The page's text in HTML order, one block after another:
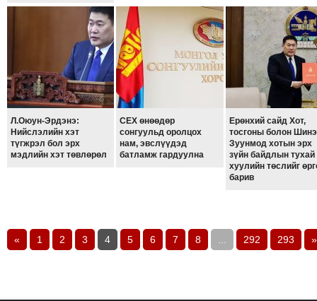
Л.Оюун-Эрдэнэ:
Нийслэлийн хэт
түгжрэл бол эрх
мэдлийн хэт төвлөрөл
СЕХ өнөөдөр
сонгуульд оролцох
нам, эвслүүдэд
батламж гардуулна
Ерөнхий сайд Хот,
тосгоны болон Шинэ
Зуунмод хотын эрх
зүйн байдлын тухай
хуулийн төслийг
барив
« 1 2 3 4 5 6 7 8 ... 292 293 »